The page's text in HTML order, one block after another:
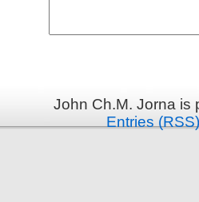
John Ch.M. Jorna
Entries (RSS)